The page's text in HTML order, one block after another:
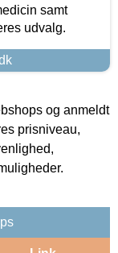
samt
udvalg.
og anmeldt
prisniveau,